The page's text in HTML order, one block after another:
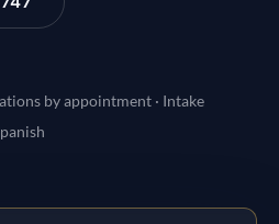
by appointment · Intake